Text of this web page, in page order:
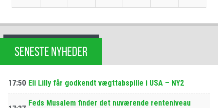
SENESTE NYHEDER
17:50 Eli Lilly får godkendt vægttabspille i USA – NY2
Feds Musalem finder det nuværende renteniveau